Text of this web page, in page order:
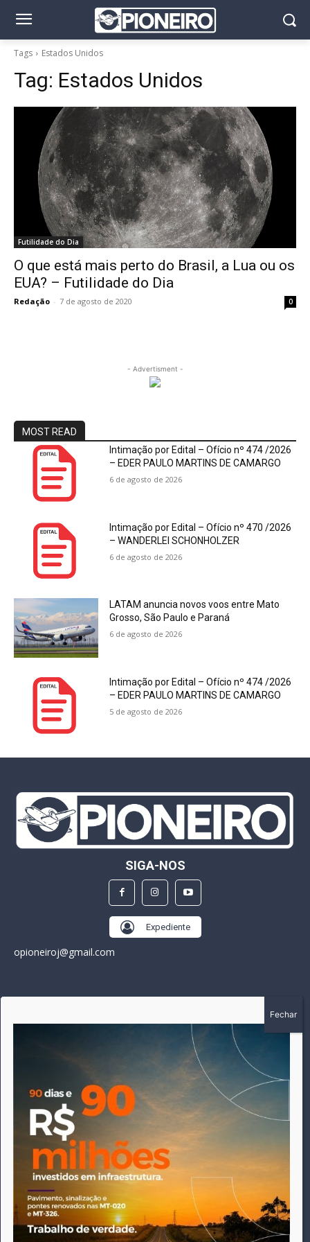
Tags Estados Unidos
Tag: Estados Unidos
Futilidade do Dia
O que está mais perto do Brasil, a Lua ou os
EUA? – Futilidade do Dia
Redação - 7 de agosto de 2020 0
- Advertisment -
MOST READ
Intimação por Edital – Ofício nº 474 /2026
– EDER PAULO MARTINS DE CAMARGO
6 de agosto de 2026
Intimação por Edital – Ofício nº 470 /2026
– WANDERLEI SCHONHOLZER
6 de agosto de 2026
LATAM anuncia novos voos entre Mato
Grosso, São Paulo e Paraná
6 de agosto de 2026
Intimação por Edital – Ofício nº 474 /2026
– EDER PAULO MARTINS DE CAMARGO
5 de agosto de 2026
SIGA-NOS
Expediente
opioneiroj@gmail.com
A história do Pioneiro inicia em fevereiro de 2005 em
Canarana - MT, na época, como um jornal impresso semanal,
que chegou a possuir mil assinantes. Durante 15 anos, foram
publicadas 691 edições que narraram os acontecimentos
políticos, policiais e cotidianos de Canarana e região. Fiel a sua
origem, pautado sempre pela busca incessante da
imparcialidade, faz jus a sua logo, com o característico "avião
da praça" de Canarana, sendo o símbolo do
comprometimento deste veículo de comunicação com o
relato dos fatos neste município. Em 06 de dezembro de 2019
circulou a última edição impressa do jornal, que desde então
tem veiculação exclusivamente online.